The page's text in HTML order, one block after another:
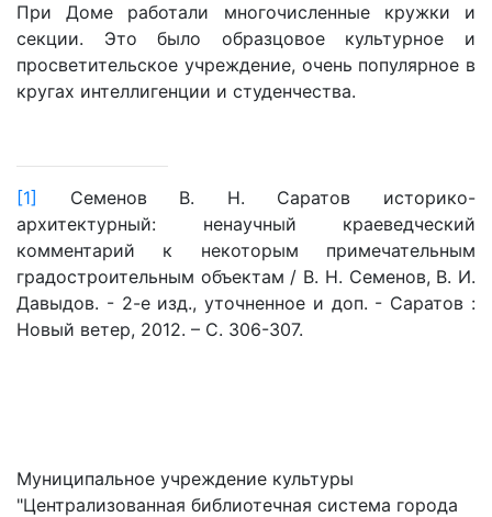
При Доме работали многочисленные кружки и
секции. Это было образцовое культурное и
просветительское учреждение, очень популярное в
кругах интеллигенции и студенчества.
[1]
Семенов В. Н. Саратов историко-
архитектурный: ненаучный краеведческий
комментарий к некоторым примечательным
градостроительным объектам / В. Н. Семенов, В. И.
Давыдов. - 2-е изд., уточненное и доп. - Саратов :
Новый ветер, 2012. – С. 306-307.
Муниципальное учреждение культуры
"Централизованная библиотечная система города